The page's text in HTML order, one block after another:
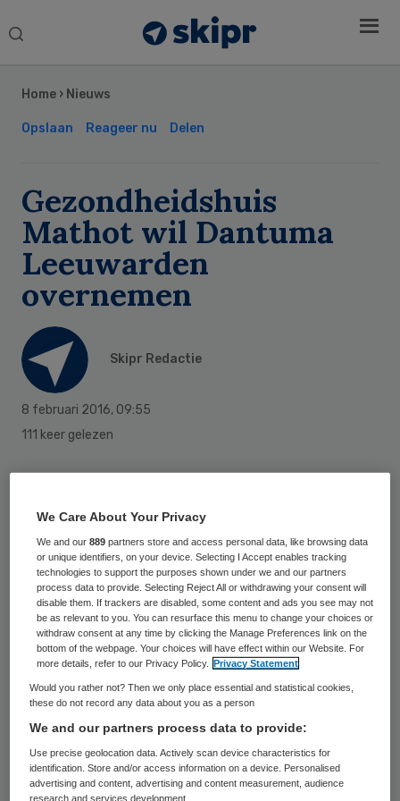
Search
Home › Nieuws
Opslaan Reageer nu Delen
Gezondheidshuis
Mathot wil Dantuma
Leeuwarden
overnemen
Skipr Redactie
8 februari 2016, 09:55
111 keer gelezen
Leeuwarden Beheer overnemen. De twee
leveranciers van medische hulpmiddelen
hebben de Autoriteit Consument & Markt
(ACM) om toestemming gevraagd voor de
overname.
Mathot Medische Speciaalzaken is een
landelijke leverancier van medische
hulpmiddelen, zoals gespecialiseerde
producten ten behoeve van stoma-,
continentie- en wondverzorging. Dantuma
Sidebar
We Care About Your Privacy
We and our889 partners store and access personal data, like browsing data
or unique identifiers, on your device. Selecting I Accept enables tracking
technologies to support the purposes shown under we and our partners
process data to provide. Selecting Reject All or withdrawing your consent will
disable them. If trackers are disabled, some content and ads you see may not
be as relevant to you. You can resurface this menu to change your choices or
withdraw consent at any time by clicking the Manage Preferences link on the
bottom of the webpage. Your choices will have effect within our Website. For
more details, refer to our Privacy Policy.
Privacy Statement
Would you rather not? Then we only place essential and statistical cookies,
these do not record any data about you as a person
We and our partners process data to provide:
Use precise geolocation data. Actively scan device characteristics for
identification. Store and/or access information on a device. Personalised
advertising and content, advertising and content measurement, audience
research and services development.